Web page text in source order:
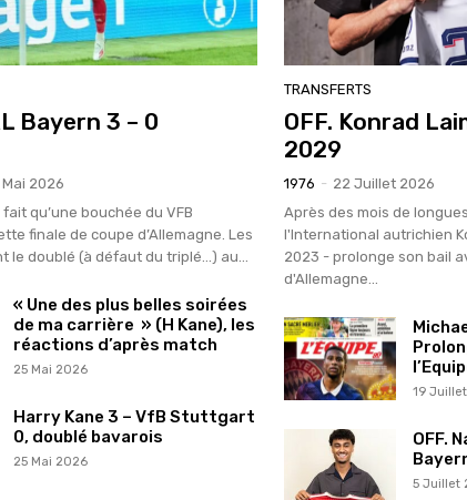
Bayern 3 – 0
Mai 2026
fait qu’une bouchée du VFB
finale de coupe d’Allemagne. Les
le doublé (à défaut du triplé…) au...
« Une des plus belles soirées
de ma carrière » (H Kane), les
réactions d’après match
25 Mai 2026
Harry Kane 3 – VfB Stuttgart
0, doublé bavarois
25 Mai 2026
TRANSFERTS
OFF. Konrad
2029
1976 - 22 Juillet 2026
Après des mois de
l'International autrichien
2023 - prolonge son bail
d'Allemagne...
19
OFF.
5 Juillet